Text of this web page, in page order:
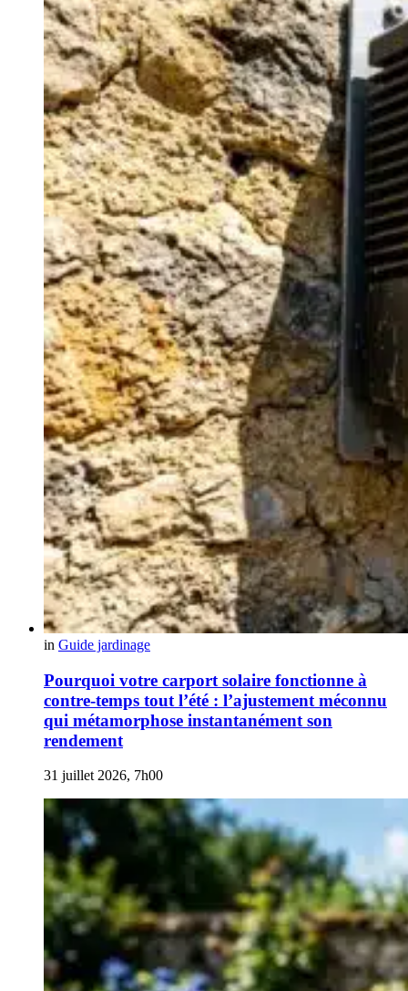
in Guide jardinage
Pourquoi votre carport solaire fonctionne à
contre-temps tout l’été : l’ajustement méconnu
qui métamorphose instantanément son
rendement
31 juillet 2026, 7h00